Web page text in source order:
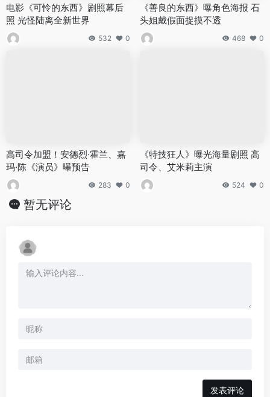
电影《可怜的东西》剧照幕后
照 光怪陆离全新世界
532 0
《善良的东西》曝角色海报 石
头姐戴假面捉摸不透
468 0
高司令加盟！安德烈·霍兰、嘉
玛·陈《演员》曝预告
283 0
《特技狂人》曝光海量剧照 高
司令、艾米莉主演
524 0
暂无评论
发表评论